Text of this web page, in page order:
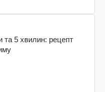
та 5 хвилин: рецепт